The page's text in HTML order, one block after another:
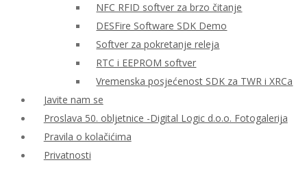
NFC RFID softver za brzo čitanje
DESFire Software SDK Demo
Softver za pokretanje releja
RTC i EEPROM softver
Vremenska posjećenost SDK za TWR i XRCa
Javite nam se
Proslava 50. obljetnice -Digital Logic d.o.o. Fotogalerija
Pravila o kolačićima
Privatnosti